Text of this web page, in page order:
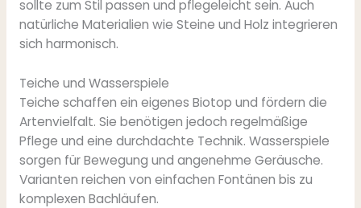
sollte zum Stil passen und pflegeleicht sein. Auch
natürliche Materialien wie Steine und Holz integrieren
sich harmonisch.
Teiche und Wasserspiele
Teiche schaffen ein eigenes Biotop und fördern die
Artenvielfalt. Sie benötigen jedoch regelmäßige
Pflege und eine durchdachte Technik. Wasserspiele
sorgen für Bewegung und angenehme Geräusche.
Varianten reichen von einfachen Fontänen bis zu
komplexen Bachläufen.